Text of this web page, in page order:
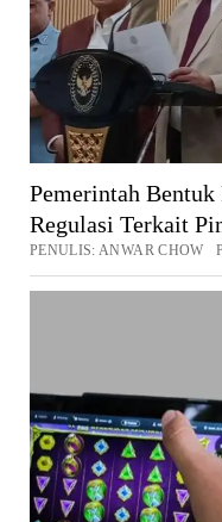
Pemerintah
Regulasi Terkait
PENULIS: ANWAR CHOW